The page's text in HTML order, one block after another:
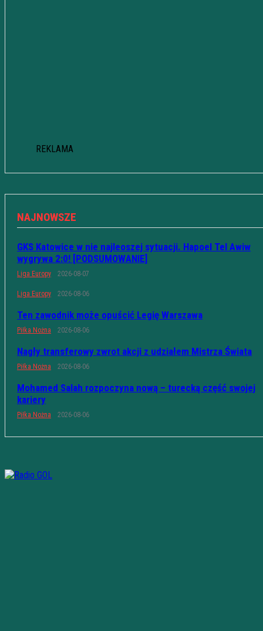
REKLAMA
NAJNOWSZE
GKS Katowice w nie najleoszej sytuacji. Hapoel Tel Awiw
wygrywa 2:0! [PODSUMOWANIE]
Liga Europy 2026-08-07
Liga Europy 2026-08-06
Ten zawodnik może opuścić Legię Warszawa
Piłka Nożna 2026-08-06
Nagły transferowy zwrot akcji z udziałem Mistrza Świata
Piłka Nożna 2026-08-06
Mohamed Salah rozpoczyna nową – turecką część swojej
kariery
Piłka Nożna 2026-08-06